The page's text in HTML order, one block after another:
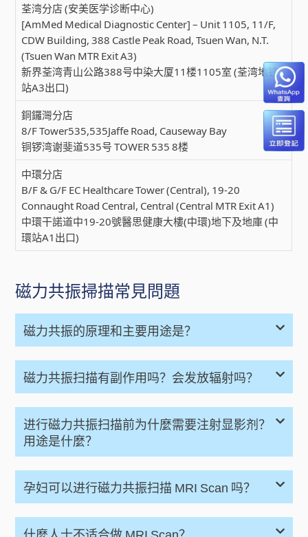
荃湾分店 (安美医学诊断中心)
[AmMed Medical Diagnostic Center] – Unit 1105, 11/F,
CDW Building, 388 Castle Peak Road, Tsuen Wan, N.T.
(Tsuen Wan MTR Exit A3)
新界荃湾青山公路388号中染大厦11楼1105室 (荃湾地铁
站A3出口)
銅鑼灣分店
8/F Tower535,535Jaffe Road, Causeway Bay
铜锣湾谢斐道535号 TOWER 535 8楼
中環分店
B/F & G/F EC Healthcare Tower (Central), 19-20
Connaught Road Central, Central (Central MTR Exit A1)
中環干諾道中19-20號醫思健康大樓(中環)地下及地庫 (中
環站A1出口)
磁力共振掃描常見問題
磁力共振的原理和主要用途是？
磁力共振扫描有副作用吗？会发放辐射吗？
进行磁力共振扫描前为什麼需要注射显影剂？
用途是什麼？
孕妇可以进行磁力共振扫描 MRI Scan 吗？